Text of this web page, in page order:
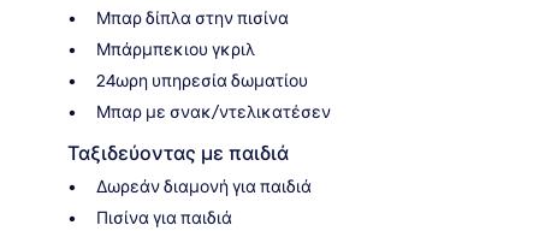
Μπαρ δίπλα στην πισίνα
Μπάρμπεκιου γκριλ
24ωρη υπηρεσία δωματίου
Μπαρ με σνακ/ντελικατέσεν
Ταξιδεύοντας με παιδιά
Δωρεάν διαμονή για παιδιά
Πισίνα για παιδιά